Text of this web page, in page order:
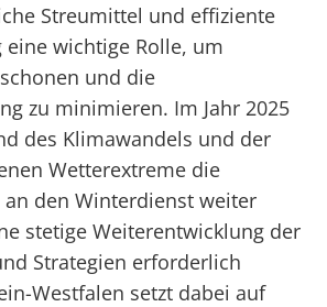
Streumittel und effiziente
eine wichtige Rolle, um
und die
zu minimieren. Im Jahr 2025
des Klimawandels und der
Wetterextreme die
den Winterdienst weiter
stetige Weiterentwicklung der
Strategien erforderlich
Westfalen setzt dabei auf